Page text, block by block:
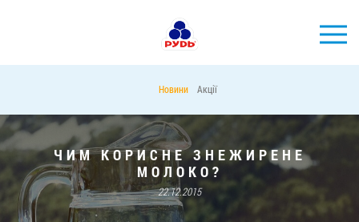
ПРОДУКЦІЯ
КОМПАНІЯ
СПОЖИВАЧАМ
Новини Акції
ЧИМ КОРИСНЕ ЗНЕЖИРЕНЕ
МОЛОКО?
22.12.2015